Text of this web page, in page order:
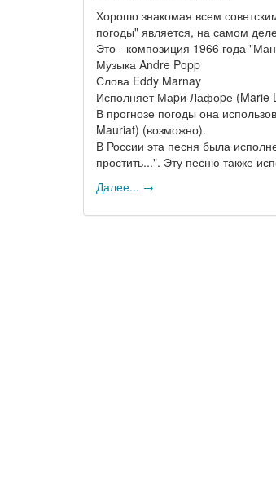
Хорошо знакомая всем
погоды" является, на самом
Это - композиция 1966 года
Музыка Andre Popp
Слова Eddy Marnay
Исполняет Маpи Лафоpе (Marie
В прогнозе погоды она
Mauriat) (возможно).
В России эта песня была
простить...". Эту песню также
Далее... →